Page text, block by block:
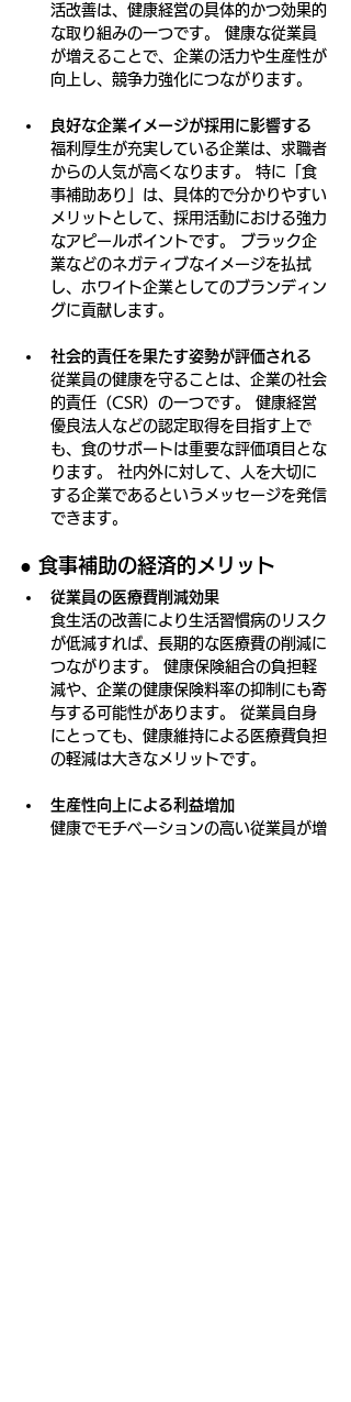
活改善は、健康経営の具体的かつ効果的
な取り組みの一つです。 健康な従業員
が増えることで、企業の活力や生産性が
向上し、競争力強化につながります。
良好な企業イメージが採用に影響する
福利厚生が充実している企業は、求職者
からの人気が高くなります。 特に「食
事補助あり」は、具体的で分かりやすい
メリットとして、採用活動における強力
なアピールポイントです。 ブラック企
業などのネガティブなイメージを払拭
し、ホワイト企業としてのブランディン
グに貢献します。
社会的責任を果たす姿勢が評価される
従業員の健康を守ることは、企業の社会
的責任（CSR）の一つです。 健康経営
優良法人などの認定取得を目指す上で
も、食のサポートは重要な評価項目とな
ります。 社内外に対して、人を大切に
する企業であるというメッセージを発信
できます。
● 食事補助の経済的メリット
従業員の医療費削減効果
食生活の改善により生活習慣病のリスク
が低減すれば、長期的な医療費の削減に
つながります。 健康保険組合の負担軽
減や、企業の健康保険料率の抑制にも寄
与する可能性があります。 従業員自身
にとっても、健康維持による医療費負担
の軽減は大きなメリットです。
生産性向上による利益増加
健康でモチベーションの高い従業員が増